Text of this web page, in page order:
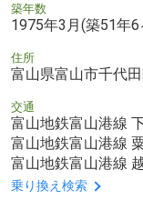
築年数
1975年3月(築51年6
住所
富山県富山市千代
交通
富山地鉄富山港線
富山地鉄富山港線
富山地鉄富山港線
乗り換え検索